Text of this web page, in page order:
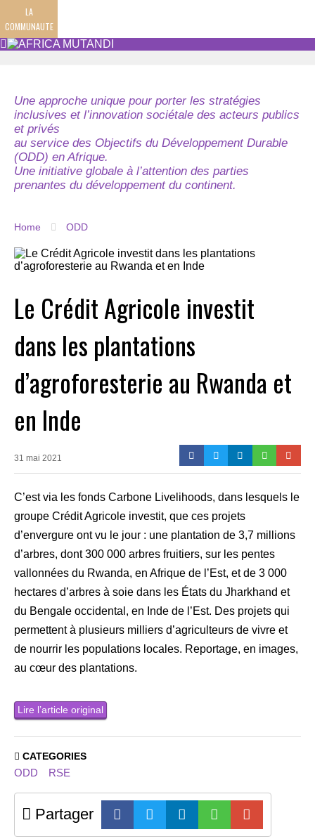
LA
COMMUNAUTE
Une approche unique pour porter les stratégies
inclusives et l’innovation sociétale des acteurs publics
et privés
au service des Objectifs du Développement Durable
(ODD) en Afrique.
Une initiative globale à l’attention des parties
prenantes du développement du continent.
Home ODD
Le Crédit Agricole investit
dans les plantations
d’agroforesterie au Rwanda et
en Inde
31 mai 2021
C’est via les fonds Carbone Livelihoods, dans lesquels le
groupe Crédit Agricole investit, que ces projets
d’envergure ont vu le jour : une plantation de 3,7 millions
d’arbres, dont 300 000 arbres fruitiers, sur les pentes
vallonnées du Rwanda, en Afrique de l’Est, et de 3 000
hectares d’arbres à soie dans les États du Jharkhand et
du Bengale occidental, en Inde de l’Est. Des projets qui
permettent à plusieurs milliers d’agriculteurs de vivre et
de nourrir les populations locales. Reportage, en images,
au cœur des plantations.
Lire l’article original
CATEGORIES
ODD RSE
Partager